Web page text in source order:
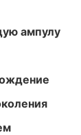
ампулу